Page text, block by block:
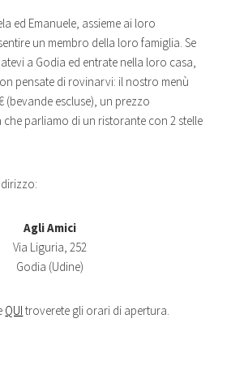
ed Emanuele, assieme ai loro
un membro della loro famiglia. Se
a Godia ed entrate nella loro casa,
pensate di rovinarvi: il nostro menù
(bevande escluse), un prezzo
che parliamo di un ristorante con 2 stelle
Agli Amici
Via Liguria, 252
Godia (Udine)
QUI troverete gli orari di apertura.